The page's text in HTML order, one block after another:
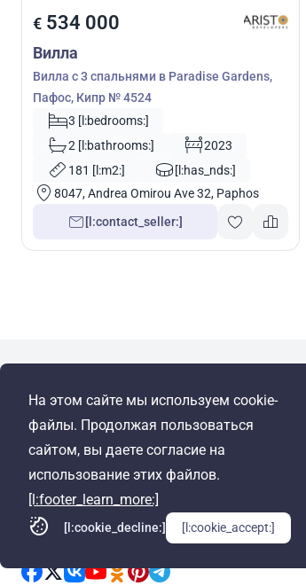
€ 534 000
Вилла
Вилла с 3 спальнями в Paradise Gardens,
Пафос, Кипр № 4524
3 [l:bedrooms:]
2 [l:bathrooms:]
2023
181 [l:m2:]
[l:has_nds:]
8047, Andrea Omirou Ave 32, Paphos
[l:contact_seller:]
На этом сайте мы используем cookie-
файлы. Продолжая пользоваться
сайтом, вы даете согласие на
использование этих файлов.
[l:footer_learn_more:]
[l:cookie_decline:] [l:cookie_accept:]
© Cyprus Realestate 2026. Все права защищены!
[l:footer_subscribe_title:]